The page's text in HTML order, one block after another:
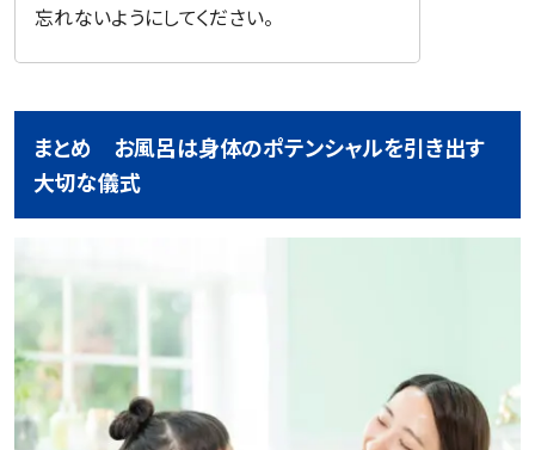
忘れないようにしてください。
まとめ お風呂は身体のポテンシャルを引き出す
大切な儀式